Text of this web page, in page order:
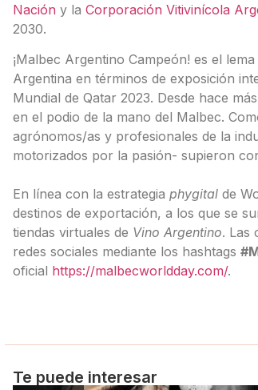
Nación y la Corporación Vitivinícola
2030.
¡Malbec Argentino Campeón! es el
Argentina en términos de exposición
Mundial de Qatar 2023. Desde hace
en el podio de la mano del Malbec.
agrónomos/as y profesionales de la
motorizados por la pasión- supieron
En línea con la estrategia phygital de
destinos de exportación, a los que se
tiendas virtuales de Vino Argentino. Las
redes sociales mediante los hashtags
oficial https://malbecworldday.com/.
Te puede interesar